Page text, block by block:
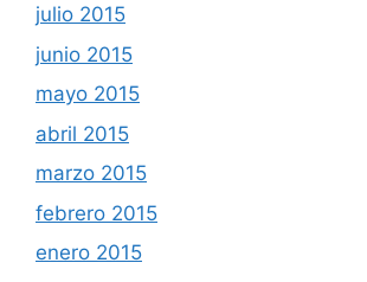
julio 2015
junio 2015
mayo 2015
abril 2015
marzo 2015
febrero 2015
enero 2015